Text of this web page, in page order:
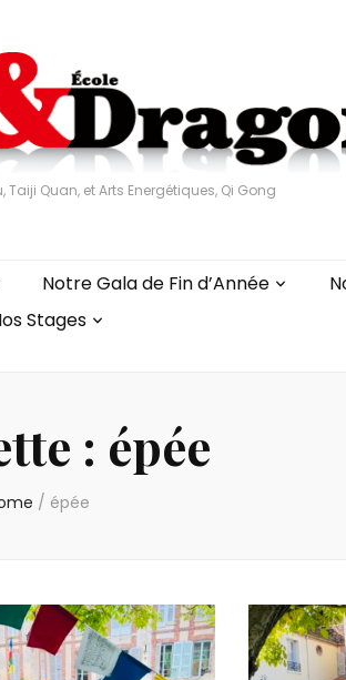
Taiji Quan, et Arts Energétiques, Qi Gong
Notre Gala de Fin d’Année
Stages
: épée
/ épée